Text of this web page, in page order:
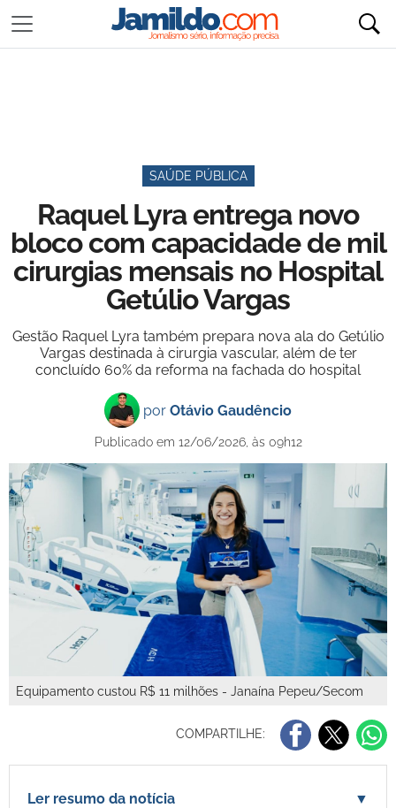
SAÚDE PÚBLICA
Raquel Lyra entrega novo
bloco com capacidade de mil
cirurgias mensais no Hospital
Getúlio Vargas
Gestão Raquel Lyra também prepara nova ala do Getúlio
Vargas destinada à cirurgia vascular, além de ter
concluído 60% da reforma na fachada do hospital
por Otávio Gaudêncio
Publicado em 12/06/2026, às 09h12
Equipamento custou R$ 11 milhões - Janaína Pepeu/Secom
COMPARTILHE:
Ler resumo da notícia ▼